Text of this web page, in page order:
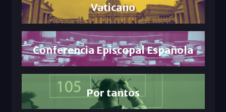
Vaticano
Conferencia Episcopal Española
Por tantos